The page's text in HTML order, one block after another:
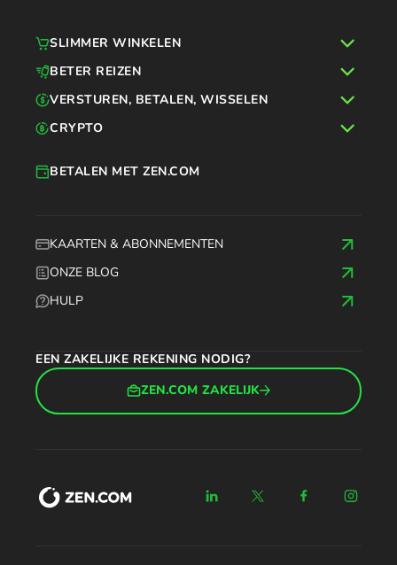
KAARTEN & ABONNEMENTEN
ONZE BLOG
HULP
BETALEN MET ZEN.COM
EEN ZAKELIJKE REKENING NODIG?
ZEN.COM ZAKELIJK
SLIMMER WINKELEN
BETER REIZEN
VERSTUREN, BETALEN, WISSELEN
CRYPTO